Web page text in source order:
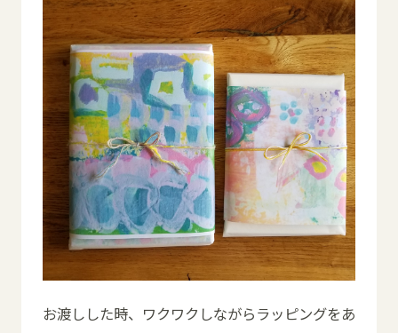
お渡しした時、ワクワクしながらラッピングをあ